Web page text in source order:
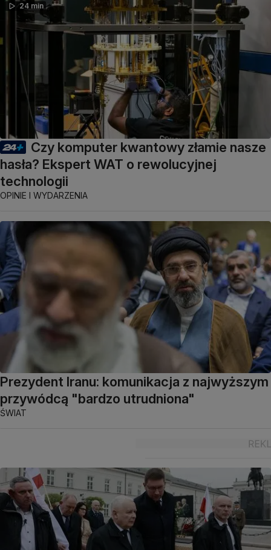
24 min
Czy komputer kwantowy złamie nasze
hasła? Ekspert WAT o rewolucyjnej
technologii
OPINIE I WYDARZENIA
Prezydent Iranu: komunikacja z najwyższym
przywódcą "bardzo utrudniona"
ŚWIAT